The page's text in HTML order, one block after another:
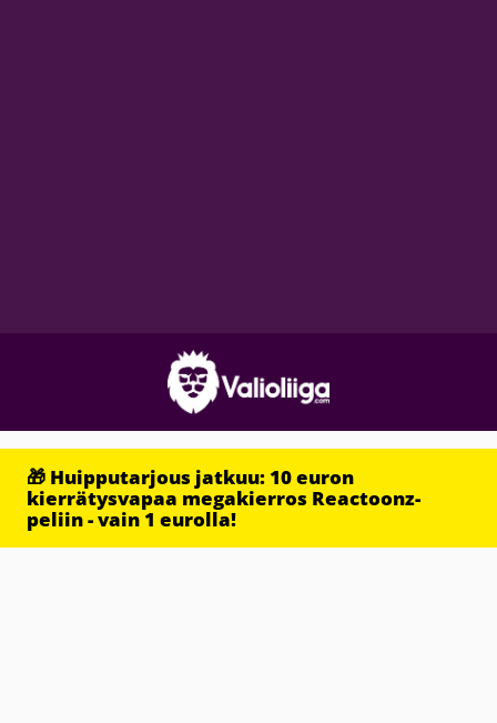
🎁 Huipputarjous jatkuu: 10 euron
kierrätysvapaa megakierros Reactoonz-
peliin - vain 1 eurolla!